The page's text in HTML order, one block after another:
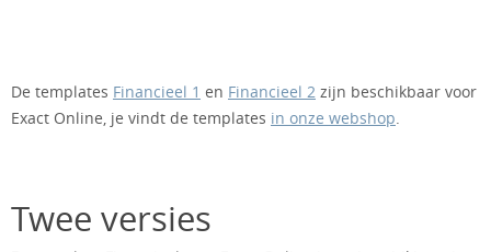
De templates Financieel 1 en Financieel 2 zijn beschikbaar voor
Exact Online, je vindt de templates in onze webshop.
Twee versies